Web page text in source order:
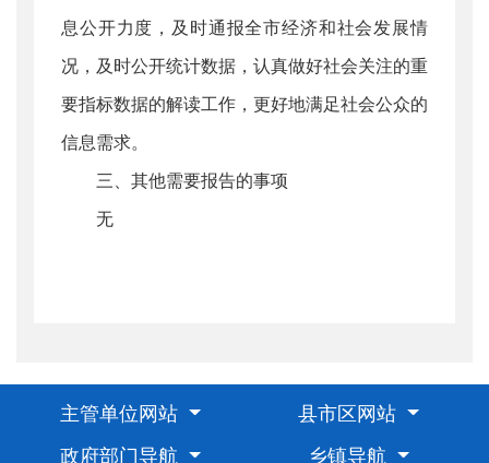
息公开力度，及时通报全市经济和社会发展情
况，及时公开统计数据，认真做好社会关注的重
要指标数据的解读工作，更好地满足社会公众的
信息需求。
三、其他需要报告的事项
无
主管单位网站
县市区网站
政府部门导航
乡镇导航